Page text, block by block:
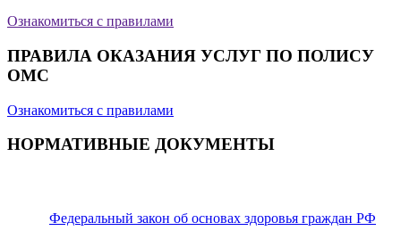
Ознакомиться с правилами
ПРАВИЛА ОКАЗАНИЯ УСЛУГ ПО ПОЛИСУ
ОМС
Ознакомиться с правилами
НОРМАТИВНЫЕ ДОКУМЕНТЫ
Федеральный закон об основах здоровья граждан РФ